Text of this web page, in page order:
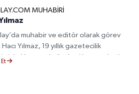
MUHABIRI
muhabir ve editör olarak görev
Yılmaz, 19 yıllık gazetecilik
Van yerel gündemi başta olmak
Editoryal sürece katkı sunan
tarafsızlık, doğruluk ve etik ilkeler